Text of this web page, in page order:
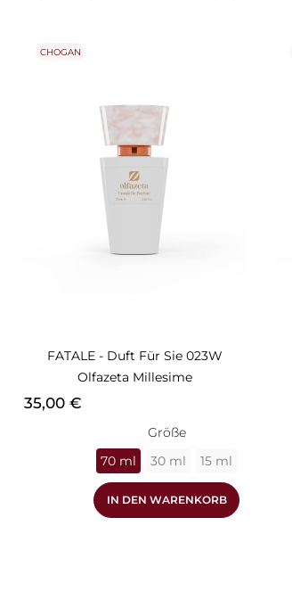
FATALE - Duft Für Sie 023W
Olfazeta Millesime
Preis
35,00 €
Größe
70 ml
30 ml 15 ml
IN DEN WARENKORB
CHOGAN